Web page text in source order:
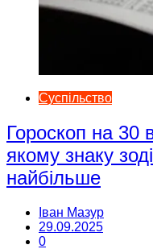
Суспільство
Гороскоп на 30
якому знаку
найбільше
Іван Мазур
29.09.2025
0